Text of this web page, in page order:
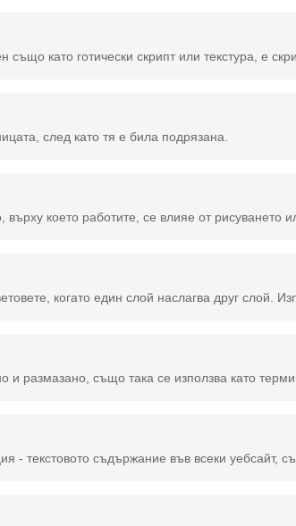
Тя продължава да се използва в датския език до 1875 г. също и в немския език до 20 век. Fraktur е забележителен скрипт от този вид и понякога
след като тя е била подрязана.
фото манипулация и обработка като Photoshop и др. Всеки ход, направен с помощта на